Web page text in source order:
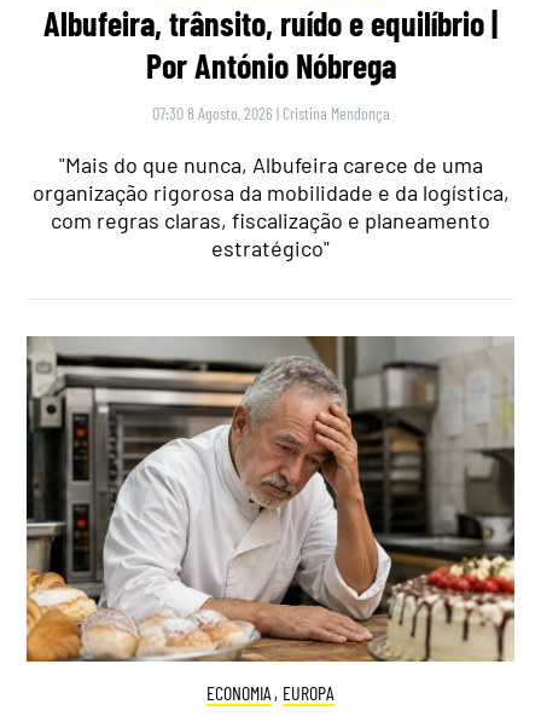
Albufeira, trânsito, ruído e equilíbrio |
Por António Nóbrega
07:30 8 Agosto, 2026 | Cristina Mendonça
"Mais do que nunca, Albufeira carece de uma
organização rigorosa da mobilidade e da logística,
com regras claras, fiscalização e planeamento
estratégico"
ECONOMIA , EUROPA